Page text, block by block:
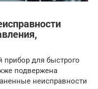
для быстрого
подвержена
неисправности